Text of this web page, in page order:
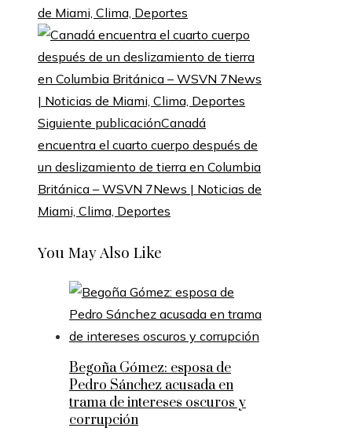
de Miami, Clima, Deportes
Siguiente publicaciónCanadá
encuentra el cuarto cuerpo después de
un deslizamiento de tierra en Columbia
Británica – WSVN 7News | Noticias de
Miami, Clima, Deportes
You May Also Like
Begoña Gómez: esposa de
Pedro Sánchez acusada en
trama de intereses oscuros y
corrupción